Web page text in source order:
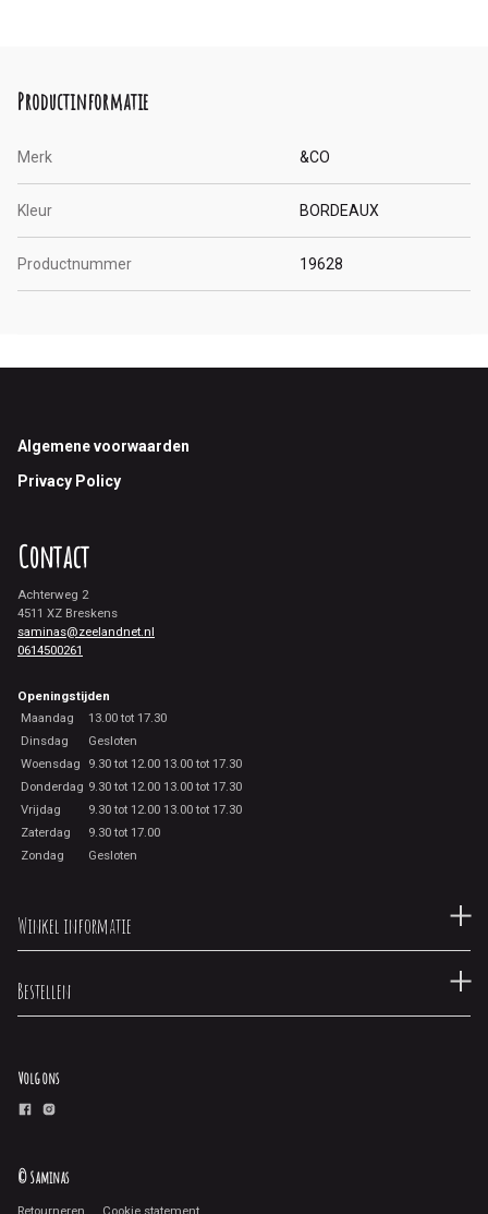
Productinformatie
Merk &CO
Kleur BORDEAUX
Productnummer 19628
Footer
Algemene voorwaarden
Privacy Policy
Contact
Achterweg 2
4511 XZ Breskens
saminas@zeelandnet.nl
0614500261
Openingstijden
Maandag
13.00 tot 17.30
Dinsdag
Gesloten
Woensdag
9.30 tot 12.00 13.00 tot 17.30
Donderdag 9.30 tot 12.00 13.00 tot 17.30
Vrijdag
9.30 tot 12.00 13.00 tot 17.30
Zaterdag
9.30 tot 17.00
Zondag
Gesloten
Winkel informatie
Bestellen
Volg ons
© Saminas
Retourneren Cookie statement